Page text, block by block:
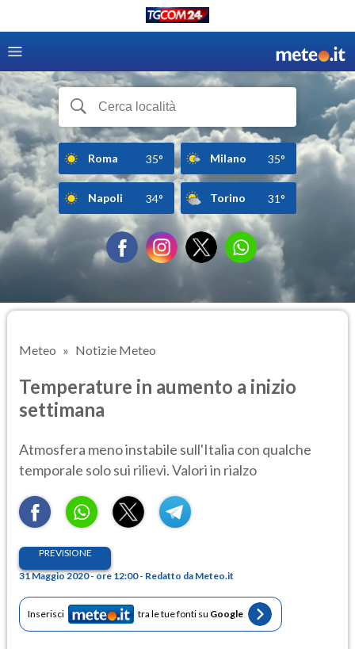
Roma 35° Milano 35°
Napoli 34° Torino 31°
Meteo Notizie Meteo
Temperature in aumento a inizio
settimana
Atmosfera meno instabile sull'Italia con qualche
temporale solo sui rilievi. Valori in rialzo
PREVISIONE
31 Maggio 2020 - ore 12:00 - Redatto da Meteo.it
Inserisci tra le tue fonti su Google